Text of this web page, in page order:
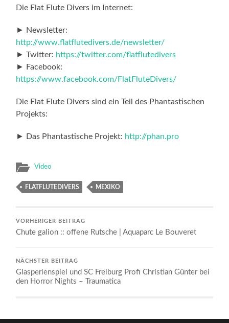
Die Flat Flute Divers im Internet:
► Newsletter:
http://www.flatflutedivers.de/newsletter/
► Twitter: https://twitter.com/flatflutedivers
► Facebook:
https://www.facebook.com/FlatFluteDivers/
Die Flat Flute Divers sind ein Teil des Phantastischen
Projekts:
► Das Phantastische Projekt: http://phan.pro
Video
FLATFLUTEDIVERS MEXIKO
VORHERIGER BEITRAG
Chute galion :: offene Rutsche | Aquaparc Le Bouveret
NÄCHSTER BEITRAG
Glasperlenspiel und SC Freiburg Profi Christian Günter bei
den Horror Nights – Traumatica